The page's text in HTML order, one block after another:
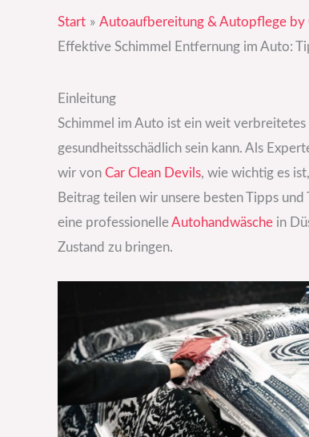
Start
Autoaufbereitung & Autopflege by
Effektive Schimmel Entfernung im Auto:
Einleitung
Schimmel im Auto ist ein weit
gesundheitsschädlich sein kann. Als
wir von Car Clean Devils, wie wichtig es
Beitrag teilen wir unsere besten Tipps
eine professionelleAutohandwäsche in
Zustand zu bringen.